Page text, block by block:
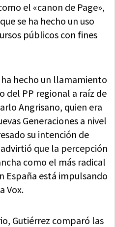
el «canon de Page»,
se ha hecho un uso
públicos con fines
hecho un llamamiento
del PP regional a raíz de
Angrisano, quien era
Generaciones a nivel
su intención de
que la percepción
como el más radical
España está impulsando
Vox.
Gutiérrez comparó las